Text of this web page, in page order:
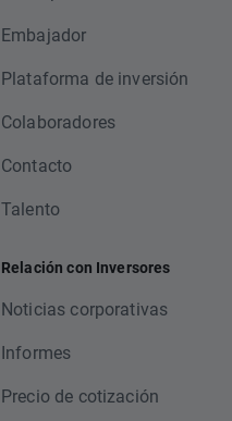
Embajador
Plataforma de inversión
Colaboradores
Contacto
Talento
Relación con Inversores
Noticias corporativas
Informes
Precio de cotización